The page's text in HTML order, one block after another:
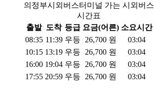
의정부시외버스터미널 가는 시외버스
시간표
출발 도착 등급 요금(어른) 소요시간
08:35 11:39 우등 26,700 원
03:04
10:15 13:19 우등 26,700 원
03:04
16:00 19:04 우등 26,700 원
03:04
17:55 20:59 우등 26,700 원 03:04